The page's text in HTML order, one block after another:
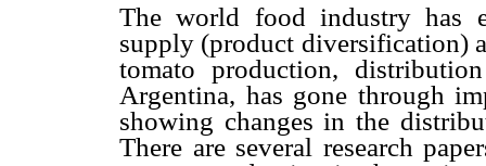
The world food industry has
supply (product diversification)
tomato production,
Argentina, has gone through
showing changes in the
There are several research